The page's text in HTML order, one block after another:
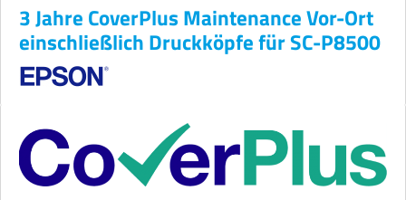
3 Jahre CoverPlus Maintenance Vor-Ort
einschließlich Druckköpfe für SC-P8500
Bildergalerie überspringen